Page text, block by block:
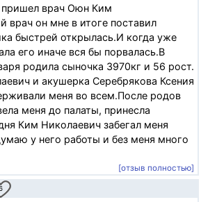
пришел врач Оюн Ким
врач он мне в итоге поставил
быстрей открылась.И когда уже
его иначе вся бы порвалась.В
родила сыночка 3970кг и 56 рост.
и акушерка Серебрякова Ксения
меня во всем.После родов
меня до палаты, принесла
Ким Николаевич забегал меня
у него работы и без меня много
[отзыв полностью]